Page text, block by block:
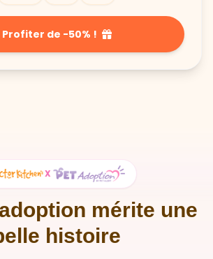
Profiter de -50% !
X
mérite une
histoire